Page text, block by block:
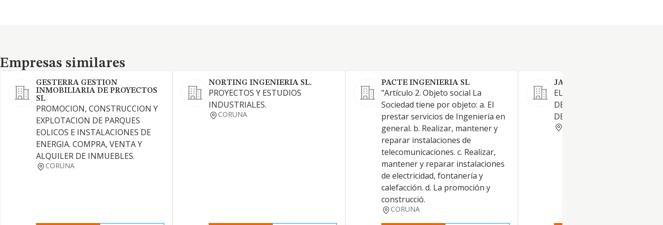
Empresas similares
Empresas similares
GESTERRA GESTION
INMOBILIARIA DE PROYECTOS
SL
PROMOCION, CONSTRUCCION Y
EXPLOTACION DE PARQUES
EOLICOS E INSTALACIONES DE
ENERGIA. COMPRA, VENTA Y
ALQUILER DE INMUEBLES.
CORUNA
NORTING INGENIERIA SL.
PROYECTOS Y ESTUDIOS
INDUSTRIALES.
CORUNA
PACTE INGENIERIA SL
"Artículo 2. Objeto social La
Sociedad tiene por objeto: a. El
prestar servicios de Ingeniería en
general. b. Realizar, mantener y
reparar instalaciones de
telecomunicaciones. c. Realizar,
mantener y reparar instalaciones
de electricidad, fontanería y
calefacción. d. La promoción y
construcció.
CORUNA
JALUANOL SL
EL DESARROLLO DE
DE ASESORAMIENTO,
DE MERCADO